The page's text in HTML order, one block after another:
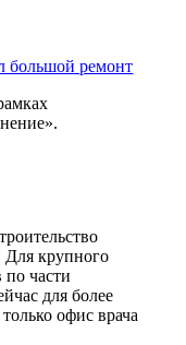
ремонт
крупного
по части
для более
офис врача